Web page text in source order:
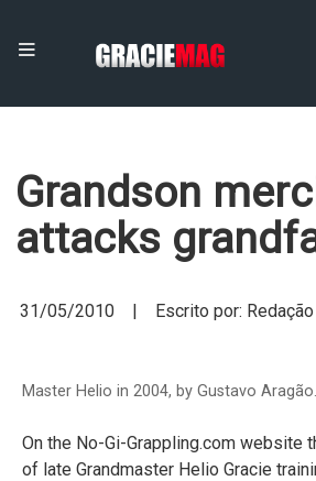
Grandson
attacks
31/05/2010 | Escrito por: Redação
Master Helio in 2004, by Gustavo Aragão.
On the No-Gi-Grappling.com website
of late Grandmaster Helio Gracie